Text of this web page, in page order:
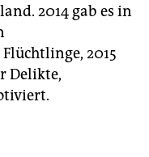
2014 gab es in
2015
Delikte,